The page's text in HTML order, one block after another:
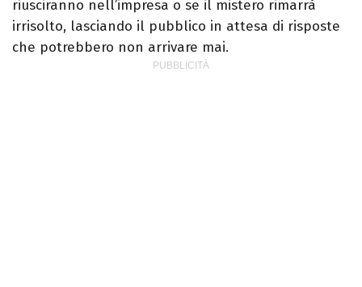
riusciranno nell’impresa o se il mistero rimarrà
irrisolto, lasciando il pubblico in attesa di risposte
che potrebbero non arrivare mai.